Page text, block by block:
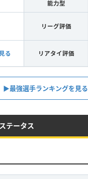
能力型
リーグ評価
る リアタイ評価
▶︎最強選手ランキングを見る
テータス